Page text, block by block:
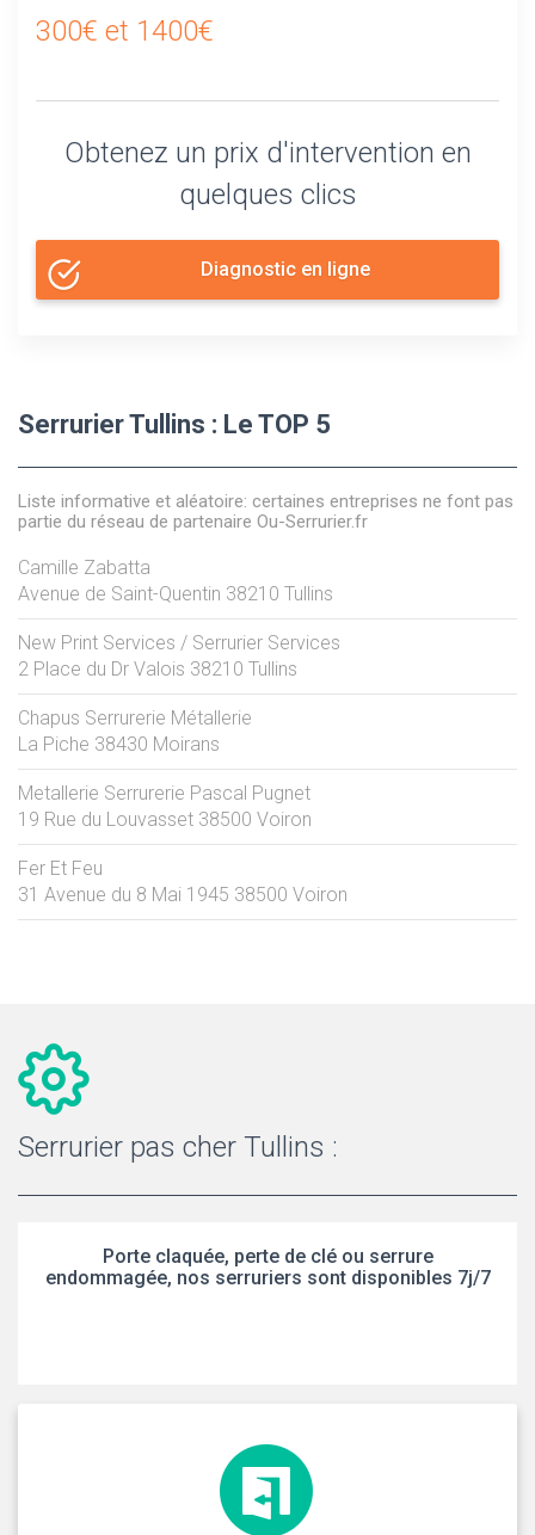
300€ et 1400€
Obtenez un prix d'intervention en
quelques clics
Diagnostic en ligne
Serrurier Tullins : Le TOP 5
Liste informative et aléatoire: certaines entreprises ne font pas
partie du réseau de partenaire Ou-Serrurier.fr
Camille Zabatta
Avenue de Saint-Quentin 38210 Tullins
New Print Services / Serrurier Services
2 Place du Dr Valois 38210 Tullins
Chapus Serrurerie Métallerie
La Piche 38430 Moirans
Metallerie Serrurerie Pascal Pugnet
19 Rue du Louvasset 38500 Voiron
Fer Et Feu
31 Avenue du 8 Mai 1945 38500 Voiron
Serrurier pas cher Tullins :
Porte claquée, perte de clé ou serrure
endommagée, nos serruriers sont disponibles 7j/7